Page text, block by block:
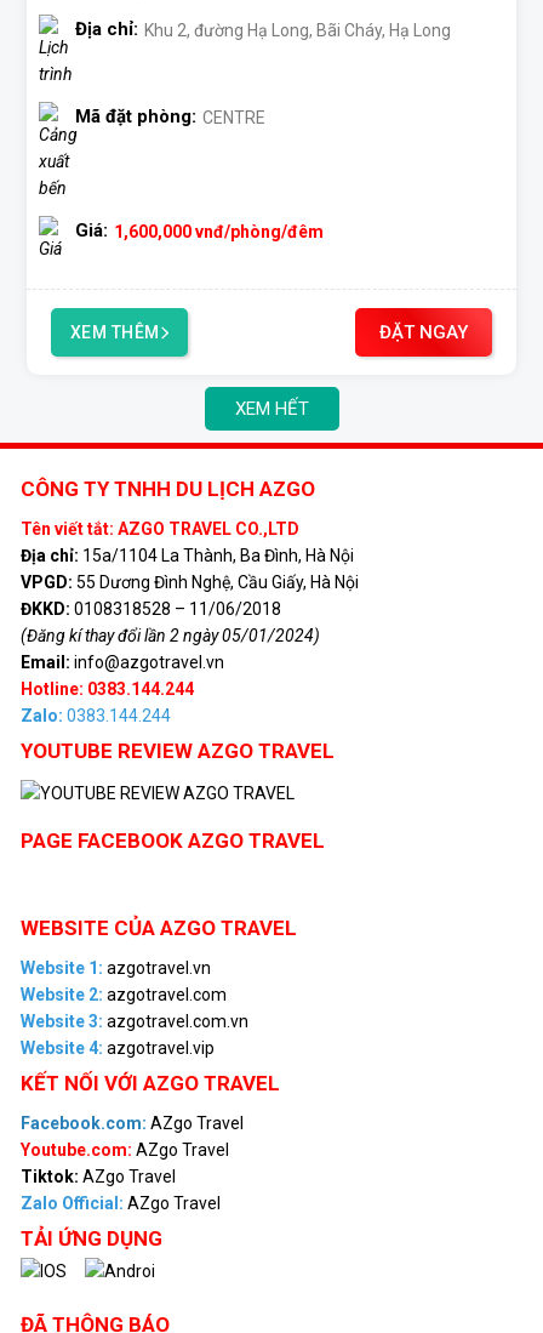
Địa chỉ: Khu 2, đường Hạ Long, Bãi Cháy, Hạ Long
Mã đặt phòng: CENTRE
Giá: 1,600,000vnđ/phòng/đêm
XEM THÊM ĐẶT NGAY
XEM HẾT
CÔNG TY TNHH DU LỊCH AZGO
Tên viết tắt: AZGO TRAVEL CO.,LTD
Địa chỉ: 15a/1104 La Thành, Ba Đình, Hà Nội
VPGD: 55 Dương Đình Nghệ, Cầu Giấy, Hà Nội
ĐKKD: 0108318528 – 11/06/2018
(Đăng kí thay đổi lần 2 ngày 05/01/2024)
Email: info@azgotravel.vn
Hotline: 0383.144.244
Zalo: 0383.144.244
YOUTUBE REVIEW AZGO TRAVEL
PAGE FACEBOOK AZGO TRAVEL
WEBSITE CỦA AZGO TRAVEL
Website 1: azgotravel.vn
Website 2: azgotravel.com
Website 3: azgotravel.com.vn
Website 4: azgotravel.vip
KẾT NỐI VỚI AZGO TRAVEL
Facebook.com: AZgo Travel
Youtube.com: AZgo Travel
Tiktok: AZgo Travel
Zalo Official: AZgo Travel
TẢI ỨNG DỤNG
ĐÃ THÔNG BÁO